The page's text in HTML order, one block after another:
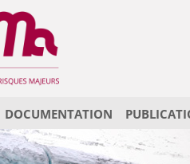
DOCUMENTATION